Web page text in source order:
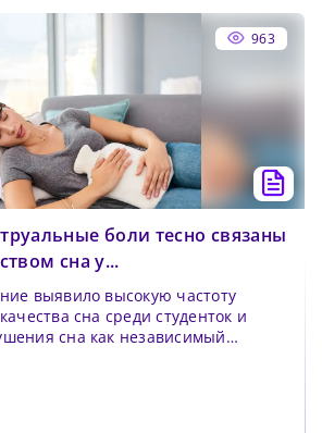
963
боли тесно связаны
сна у...
выявило высокую частоту
сна среди студенток и
сна как независимый